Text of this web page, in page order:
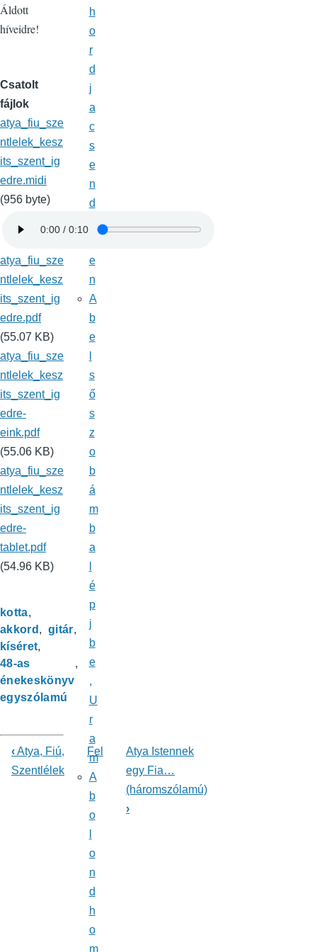
Áldott
híveidre!
Csatolt
fájlok
atya_fiu_sze
ntlelek_kesz
its_szent_ig
edre.midi
(956 byte)
atya_fiu_sze
ntlelek_kesz
its_szent_ig
edre.pdf
(55.07 KB)
atya_fiu_sze
ntlelek_kesz
its_szent_ig
edre-
eink.pdf
(55.06 KB)
atya_fiu_sze
ntlelek_kesz
its_szent_ig
edre-
tablet.pdf
(54.96 KB)
kotta
akkord
gitár
kíséret
48-as
énekeskönyv
egyszólamú
Könyv
kereszthivatkozásai
Énekeskönyv
‹Atya, Fiú,
Szentlélek
Fel
Atya Istennek
egy Fia…
(háromszólamú)
›
h
o
r
d
j
a
c
s
e
n
d
e
n
A
b
e
s
ő
s
z
o
b
á
m
b
a
é
p
j
b
e
,
U
r
a
m
A
b
o
o
n
d
h
o
m